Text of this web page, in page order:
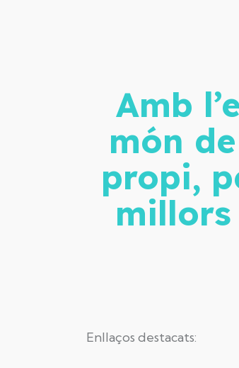
Amb
món
propi,
millors
Enllaços destacats: